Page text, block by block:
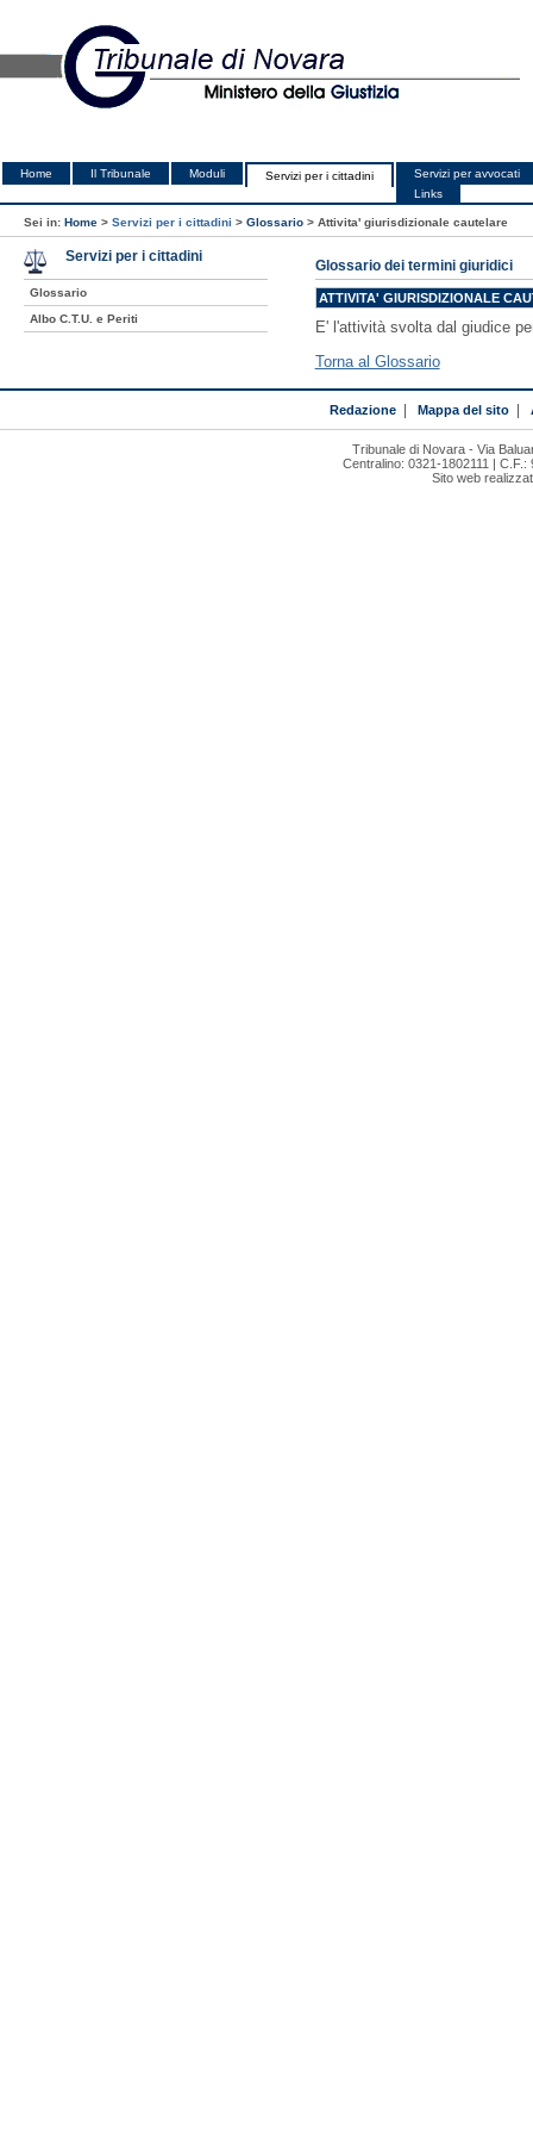
Home Il Tribunale Moduli Servizi per i cittadini
Servizi per avvocati
Links
Sei in: Home > Servizi per i cittadini > Glossario > Attivita' giurisdizionale cautelare
Glossario dei termini giuridici
ATTIVITA' GIURISDIZIONALE
E' l'attività svolta dal giudice
Torna al Glossario
Servizi per i cittadini
Glossario
Albo C.T.U. e Periti
Redazione| Mappa del sito|
Tribunale di Novara - Via
Centralino: 0321-1802111 |
Sito web